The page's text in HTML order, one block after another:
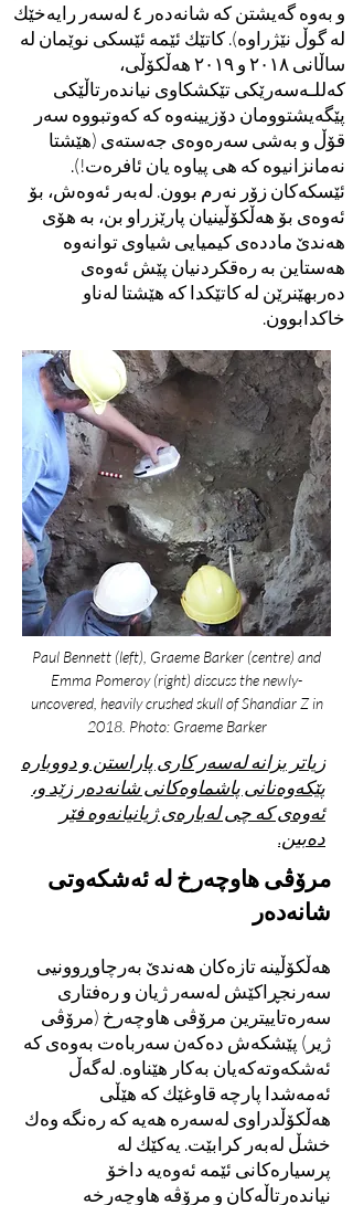
و بەوە گەیشتن کە شانەدەر ٤ لەسەر رایەخێك
لە گوڵ نێژراوە). کاتێك ئێمە ئێسکی نوێمان لە
ساڵانی ٢٠١٨ و ٢٠١٩ هەڵکۆڵی،
کەللـەسەرێکی تێکشکاوی نیاندەرتاڵێکی
پێگەیشتوومان دۆزیینەوە کە کەوتبووە سەر
قۆڵ و بەشی سەرەوەی جەستەی (هێشتا
نەمانزانیوە کە هی پیاوە یان ئافرەت!).
ئێسکەکان زۆر نەرم بوون. لەبەر ئەوەش، بۆ
ئەوەی بۆ هەڵکۆڵینیان پارێزراو بن، بە هۆی
هەندێ ماددەی کیمیایی شیاوی توانەوە
هەستاین بە رەقکردنیان پێش ئەوەی
دەربهێنرێن لە کاتێكدا کە هێشتا لەناو
خاکدابوون.
Paul Bennett (left), Graeme Barker (centre) and
Emma Pomeroy (right) discuss the newly-
uncovered, heavily crushed skull of Shandiar Z in
2018. Photo: Graeme Barker
زیاتر بزانە لەسەر کاری پاراستن و دووبارە
پێکەوەنانی پاشماوەکانی شانەدەر زێد و،
ئەوەی کە چی لەبارەی ژیانیانەوە فێر
دەبین.
مرۆڤی هاوچەرخ لە ئەشکەوتی
شانەدەر
هەڵکۆڵینە تازەکان هەندێ بەرچاوڕوونیی
سەرنجڕاکێش لەسەر ژیان و رەفتاری
سەرەتاییترین مرۆڤی هاوچەرخ (مرۆڤی
ژیر) پێشکەش دەکەن سەرباەت بەوەی کە
ئەشکەوتەکەیان بەکار هێناوە. لەگەڵ
ئەمەشدا پارچە قاوغێك کە هێڵی
هەڵکۆڵدراوی لەسەرە هەیە کە رەنگە وەك
خشڵ لەبەر کرابێت. یەکێك لە
پرسیارەکانی ئێمە ئەوەیە داخۆ
نیاندەرتاڵەکان و مرۆڤە هاوچەرخە